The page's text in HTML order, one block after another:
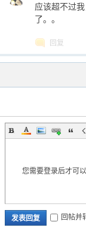
应该超不过
了。。
回复
您需要登录后才可
发表回复 回帖并